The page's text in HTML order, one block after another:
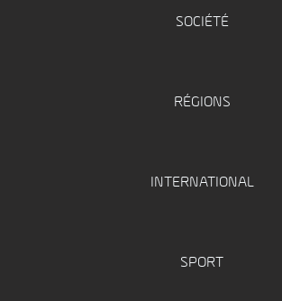
SOCIÉTÉ
RÉGIONS
INTERNATIONAL
SPORT